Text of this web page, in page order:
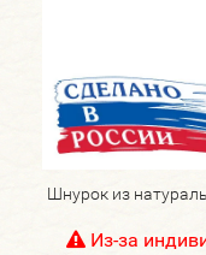
Шнурок из
Из-за